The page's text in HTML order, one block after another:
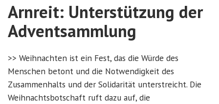
Arnreit: Unterstützung der
Adventsammlung
>> Weihnachten ist ein Fest, das die Würde des
Menschen betont und die Notwendigkeit des
Zusammenhalts und der Solidarität unterstreicht. Die
Weihnachtsbotschaft ruft dazu auf, die